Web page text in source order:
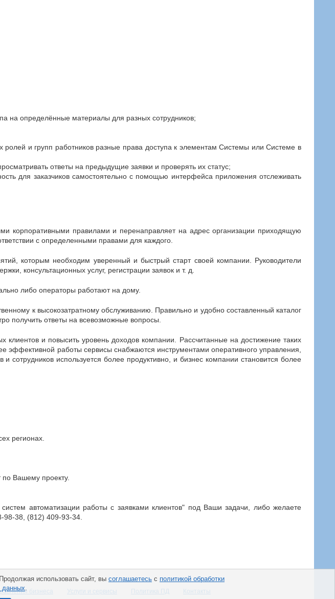
на определённые материалы для разных сотрудников;
ролей и групп работников разные права доступа к элементам Системы или Системе в
ответы на предыдущие заявки и проверять их статус;
для заказчиков самостоятельно с помощью интерфейса приложения отслеживать
корпоративными правилами и перенаправляет на адрес организации приходящую
с определенными правами для каждого.
которым необходим уверенный и быстрый старт своей компании. Руководители
консультационных услуг, регистрации заявок и т. д.
либо операторы работают на дому.
к высокозатратному обслуживанию. Правильно и удобно составленный каталог
получить ответы на всевозможные вопросы.
клиентов и повысить уровень доходов компании. Рассчитанные на достижение таких
эффективной работы сервисы снабжаются инструментами оперативного управления,
сотрудников используется более продуктивно, и бизнес компании становится более
регионах.
по Вашему проекту.
автоматизации работы с заявками клиентов" под Ваши задачи, либо желаете
38, (812) 409-93-34.
бизнеса Услуги и сервисы Политика ПД Контакты
использовать сайт, вы соглашаетесь с политикой обработки
данных.